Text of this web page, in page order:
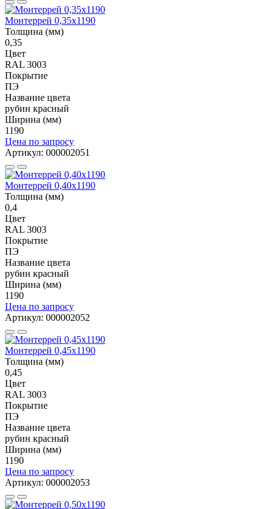
Монтеррей 0,35х1190
Толщина (мм)
0,35
Цвет
RAL 3003
Покрытие
ПЭ
Название цвета
рубин красный
Ширина (мм)
1190
Цена по запросу
Артикул: 000002051
Монтеррей 0,40х1190
Толщина (мм)
0,4
Цвет
RAL 3003
Покрытие
ПЭ
Название цвета
рубин красный
Ширина (мм)
1190
Цена по запросу
Артикул: 000002052
Монтеррей 0,45х1190
Толщина (мм)
0,45
Цвет
RAL 3003
Покрытие
ПЭ
Название цвета
рубин красный
Ширина (мм)
1190
Цена по запросу
Артикул: 000002053